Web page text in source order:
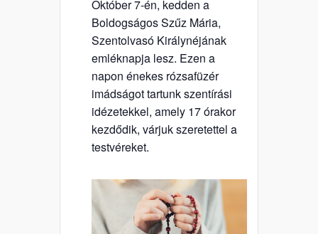
Október 7-én, kedden a
Boldogságos Szűz Mária,
Szentolvasó Királynéjának
emléknapja lesz. Ezen a
napon énekes rózsafüzér
imádságot tartunk szentírási
idézetekkel, amely 17 órakor
kezdődik, várjuk szeretettel a
testvéreket.